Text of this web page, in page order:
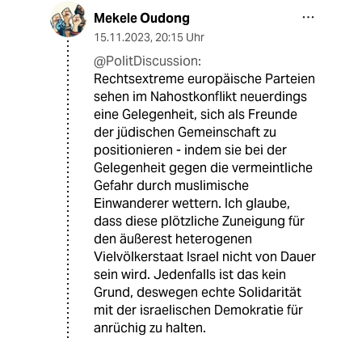
Mekele Oudong
15.11.2023, 20:15 Uhr
@PolitDiscussion:
Rechtsextreme europäische Parteien
sehen im Nahostkonflikt neuerdings
eine Gelegenheit, sich als Freunde
der jüdischen Gemeinschaft zu
positionieren - indem sie bei der
Gelegenheit gegen die vermeintliche
Gefahr durch muslimische
Einwanderer wettern. Ich glaube,
dass diese plötzliche Zuneigung für
den äußerest heterogenen
Vielvölkerstaat Israel nicht von Dauer
sein wird. Jedenfalls ist das kein
Grund, deswegen echte Solidarität
mit der israelischen Demokratie für
anrüchig zu halten.